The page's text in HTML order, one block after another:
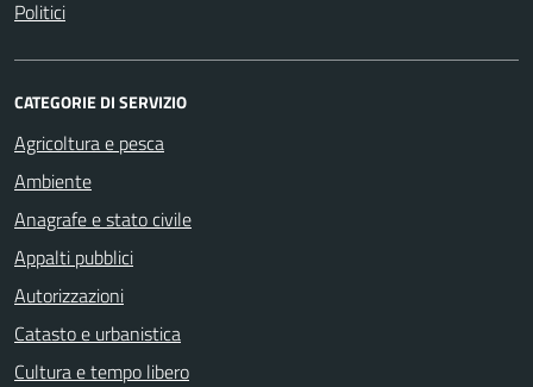
Politici
CATEGORIE DI SERVIZIO
Agricoltura e pesca
Ambiente
Anagrafe e stato civile
Appalti pubblici
Autorizzazioni
Catasto e urbanistica
Cultura e tempo libero